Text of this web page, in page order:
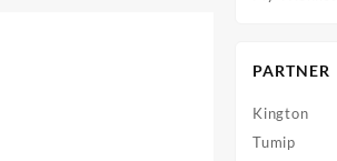
PARTNER
Kington
Tumip